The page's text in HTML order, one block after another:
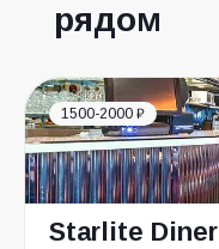
рядом
1500-2000 ₽
Starlite Diner